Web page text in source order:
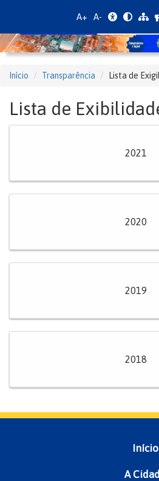
A+ A-
Início Transparência Lista de
Lista de
2021
2020
2019
2018
Início
A